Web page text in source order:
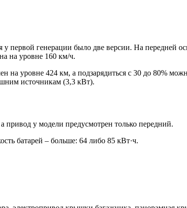
первой генерации было две версии. На передней
на уровне 160 км/ч.
на уровне 424 км, а подзарядиться с 30 до 80%
источникам (3,3 кВт).
у модели предусмотрен только передний.
батарей – больше: 64 либо 85 кВт·ч.